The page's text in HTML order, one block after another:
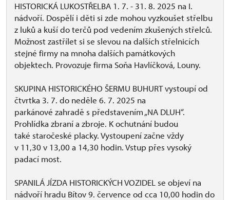
HISTORICKÁ LUKOSTŘELBA 1. 7. - 31. 8. 2025 na I.
nádvoří. Dospělí i děti si zde mohou vyzkoušet střelbu
z luků a kuší do terčů pod vedením zkušených střelců.
Možnost zastřílet si se slevou na dalších střelnicích
stejné firmy na mnoha dalších památkových
objektech. Provozuje firma Soňa Havlíčková, Louny.
SKUPINA HISTORICKÉHO ŠERMU BUHURT vystoupí od
čtvrtka 3. 7. do neděle 6. 7. 2025 na
parkánové zahradě s představením „NA DLUH“.
Prohlídka zbraní a zbroje. K ochutnání budou
také staročeské placky. Vystoupení začne vždy
v 11,30 v 13,00 a 14,30 hodin. Vstup přes vysoký
padací most.
SPANILÁ JÍZDA HISTORICKÝCH VOZIDEL se objeví na
nádvoří hradu Bítov 9. července od cca 10,00 hodin do